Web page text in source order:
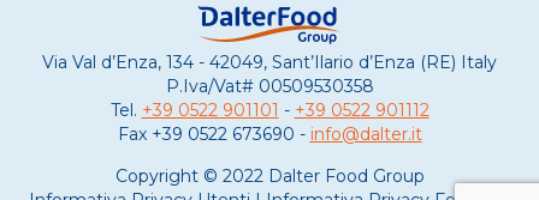
Via Val d’Enza, 134 - 42049, Sant’Ilario d’Enza (RE) Italy
P.Iva/Vat#00509530358
Tel. +39 0522 901101 - +39 0522 901112
Fax+39 0522 673690 - info@dalter.it
Copyright © 2022 Dalter Food Group